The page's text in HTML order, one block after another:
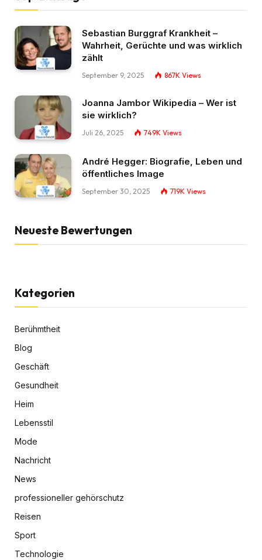
Sebastian Burggraf Krankheit –
Wahrheit, Gerüchte und was wirklich
zählt
September 9, 2025 867K Views
Joanna Jambor Wikipedia – Wer ist
sie wirklich?
Juli 26, 2025 749K Views
André Hegger: Biografie, Leben und
öffentliches Image
September 30, 2025 719K Views
Neueste Bewertungen
Kategorien
Berühmtheit
Blog
Geschäft
Gesundheit
Heim
Lebensstil
Mode
Nachricht
News
professioneller gehörschutz
Reisen
Sport
Technologie